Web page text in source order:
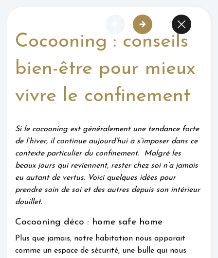
Cocooning : conseils
bien-être pour mieux
vivre le confinement
Si le cocooning est généralement une tendance forte
de l’hiver, il continue aujourd’hui à s’imposer dans ce
contexte particulier du confinement. Malgré les
beaux jours qui reviennent, rester chez soi n’a jamais
eu autant de vertus. Voici quelques idées pour
prendre soin de soi et des autres depuis son intérieur
douillet.
Cocooning déco : home safe home
Plus que jamais, notre habitation nous apparait
comme un espace de sécurité, une bulle qui nous